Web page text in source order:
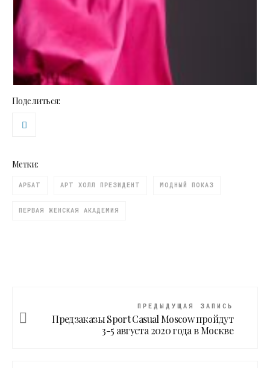
Поделиться:
Метки:
АРБАТ АРТ ХОЛЛ ПРЕЗИДЕНТ МОДНЫЙ ПОКАЗ
ПЕРВАЯ ЖЕНСКАЯ АКАДЕМИЯ
ПРЕДЫДУЩАЯ ЗАПИСЬ
Предзаказы Sport Casual Moscow пройдут
3-5 августа 2020 года в Москве